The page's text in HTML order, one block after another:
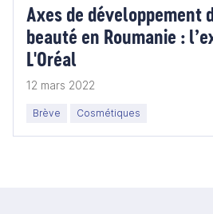
Axes de développement
beauté en Roumanie :
L'Oréal
12 mars 2022
Brève Cosmétiques